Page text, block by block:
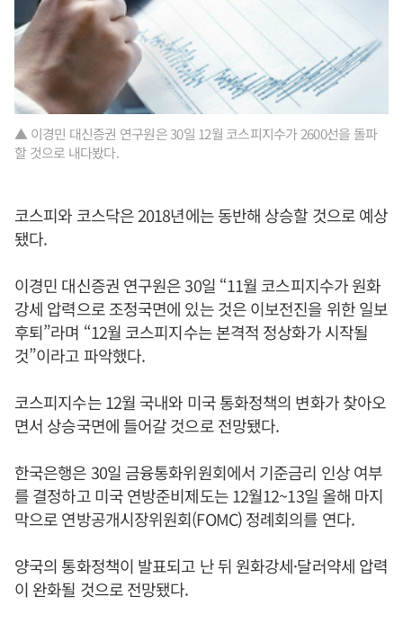
▲ 이경민 대신증권 연구원은 30일 12월 코스피지수가 2600선을 돌파
할 것으로 내다봤다.
코스피와 코스닥은 2018년에는 동반해 상승할 것으로 예상
됐다.
이경민 대신증권 연구원은 30일 “11월 코스피지수가 원화
강세 압력으로 조정국면에 있는 것은 이보전진을 위한 일보
후퇴”라며 “12월 코스피지수는 본격적 정상화가 시작될
것”이라고 파악했다.
코스피지수는 12월 국내와 미국 통화정책의 변화가 찾아오
면서 상승국면에 들어갈 것으로 전망됐다.
한국은행은 30일 금융통화위원회에서 기준금리 인상 여부
를 결정하고 미국 연방준비제도는 12월12~13일 올해 마지
막으로 연방공개시장위원회(FOMC) 정례회의를 연다.
양국의 통화정책이 발표되고 난 뒤 원화강세·달러약세 압력
이 완화될 것으로 전망됐다.